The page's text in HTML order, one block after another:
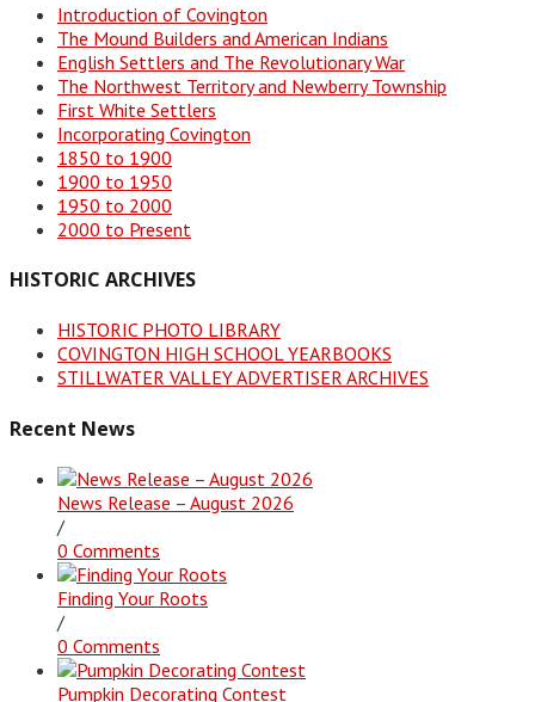
Introduction of Covington
The Mound Builders and American Indians
English Settlers and The Revolutionary War
The Northwest Territory and Newberry Township
First White Settlers
Incorporating Covington
1850 to 1900
1900 to 1950
1950 to 2000
2000 to Present
HISTORIC ARCHIVES
HISTORIC PHOTO LIBRARY
COVINGTON HIGH SCHOOL YEARBOOKS
STILLWATER VALLEY ADVERTISER ARCHIVES
Recent News
News Release – August 2026
/
0 Comments
Finding Your Roots
/
0 Comments
Pumpkin Decorating Contest